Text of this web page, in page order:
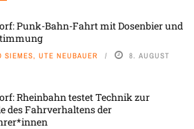
Punk-Bahn-Fahrt mit Dosenbier und
SIEMES, UTE NEUBAUER 8. AUGUST
Rheinbahn testet Technik zur
des Fahrverhaltens der